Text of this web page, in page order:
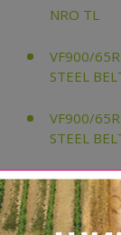
NRO TL
VF900/
STEEL
VF900/
STEEL
VF480/
VF480/